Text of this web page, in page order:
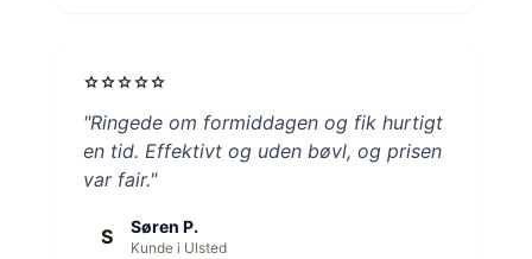
starstarstarstarstar
"Ringede om formiddagen og fik hurtigt
en tid. Effektivt og uden bøvl, og prisen
var fair."
S Søren P.
Kunde i Ulsted